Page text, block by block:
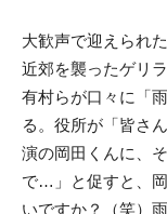
大歓声で迎えられ
近郊を襲ったゲリ
有村らが口々に「
る。役所が「皆さ
演の岡田くんに、
で…」と促すと、
いですか？（笑）